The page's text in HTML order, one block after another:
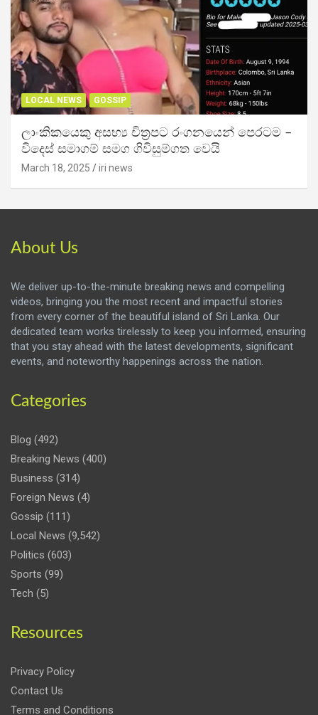
LOCAL NEWS GOSSIP
ලාංකිකයෙකු අසභ්‍ය චිත්‍රපට රංගනයෙන් පෙරටම –
විදෙස් සමාගම් සමග ගිවිසුම්ගත වෙයි
March 18, 2025 iri news
About Us
We deliver up-to-the-minute breaking news and compelling
videos, bringing you the most recent and impactful stories
from every corner of the beautiful island of Sri Lanka. Our
dedicated team works tirelessly to keep you informed, ensuring
that you stay ahead with the latest developments, significant
events, and noteworthy happenings across the nation.
Categories
Blog (492)
Breaking News (400)
Business (314)
Foreign News (4)
Gossip (111)
Local News (9,542)
Politics (603)
Sports (99)
Tech (5)
Resources
Privacy Policy
Contact Us
Terms and Conditions